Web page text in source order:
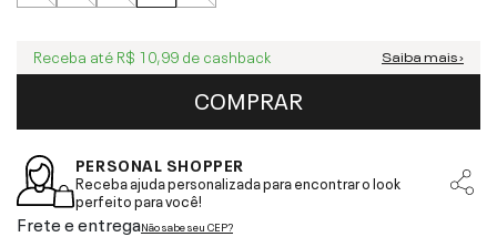
Receba até R$ 10,99 de cashback Saiba mais ›
COMPRAR
PERSONAL SHOPPER
Receba ajuda personalizada para encontrar o look
perfeito para você!
Frete e entregaNão sabe seu CEP?